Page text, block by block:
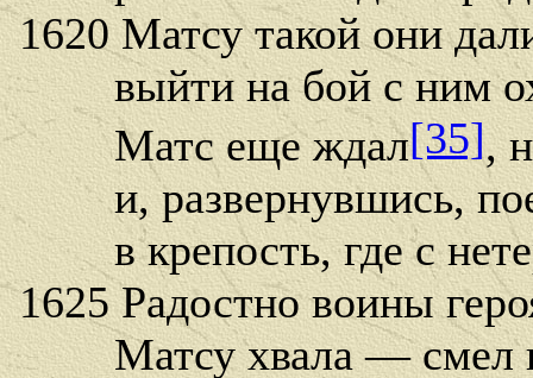
1620 Матсу такой они
выйти на бой с ним
Матс еще ждал[35],
и, развернувшись,
в крепость, где с
1625 Радостно воины
Матсу хвала — смел и